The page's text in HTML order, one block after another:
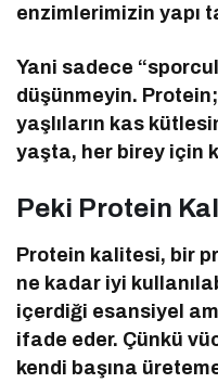
enzimlerimizin yapı
Yani sadece
düşünmeyin.
yaşlıların kas
yaşta, her birey için
Peki Protein
Protein kalitesi, bir
ne kadar iyi
içerdiği esansiyel
ifade eder. Çünkü
kendi başına